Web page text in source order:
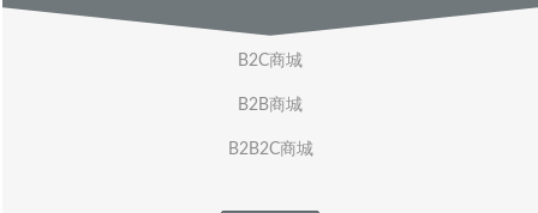
B2C商城
B2B商城
B2B2C商城